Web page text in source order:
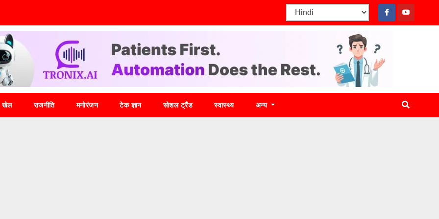
खेल राजनीति मनोरंजन टेक ज्ञान सोशल ट्रैंड स्वास्थ्य अन्य